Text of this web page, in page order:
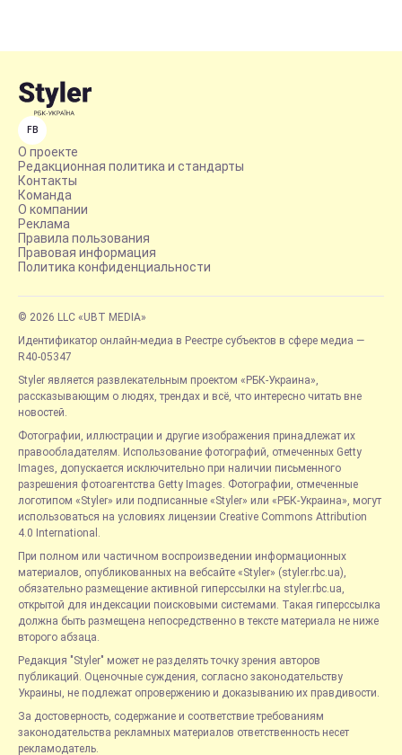
FB
О проекте
Редакционная политика и стандарты
Контакты
Команда
О компании
Реклама
Правила пользования
Правовая информация
Политика конфиденциальности
© 2026 LLC «UBT MEDIA»
Идентификатор онлайн-медиа в Реестре субъектов в сфере медиа —
R40-05347
Styler является развлекательным проектом «РБК-Украина»,
рассказывающим о людях, трендах и всё, что интересно читать вне
новостей.
Фотографии, иллюстрации и другие изображения принадлежат их
правообладателям. Использование фотографий, отмеченных Getty
Images, допускается исключительно при наличии письменного
разрешения фотоагентства Getty Images. Фотографии, отмеченные
логотипом «Styler» или подписанные «Styler» или «РБК-Украина», могут
использоваться на условиях лицензии Creative Commons Attribution
4.0 International.
При полном или частичном воспроизведении информационных
материалов, опубликованных на вебсайте «Styler» (styler.rbc.ua),
обязательно размещение активной гиперссылки на styler.rbc.ua,
открытой для индексации поисковыми системами. Такая гиперссылка
должна быть размещена непосредственно в тексте материала не ниже
второго абзаца.
Редакция "Styler" может не разделять точку зрения авторов
публикаций. Оценочные суждения, согласно законодательству
Украины, не подлежат опровержению и доказыванию их правдивости.
За достоверность, содержание и соответствие требованиям
законодательства рекламных материалов ответственность несет
рекламодатель.